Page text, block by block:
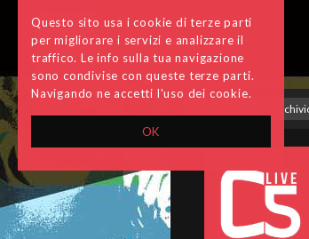
OK
Questo sito usa i cookie di terze parti
per migliorare i servizi e analizzare il
traffico. Le info sulla tua navigazione
sono condivise con queste terze parti.
Navigando ne accetti l'uso dei cookie.